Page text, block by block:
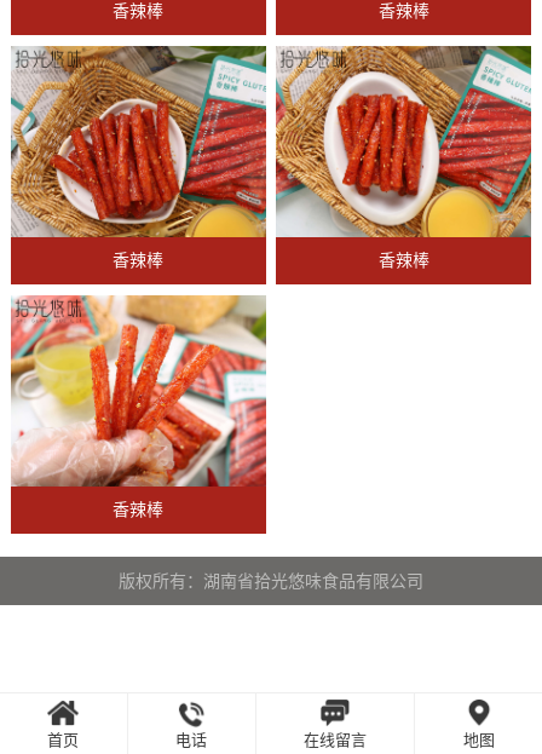
香辣棒 香辣棒
香辣棒 香辣棒
香辣棒
版权所有：湖南省拾光悠味食品有限公司
首页 电话 在线留言 地图